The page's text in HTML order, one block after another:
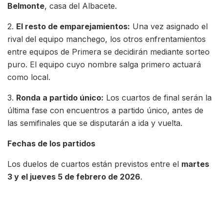
Belmonte, casa del Albacete.
2. El resto de emparejamientos: Una vez asignado el
rival del equipo manchego, los otros enfrentamientos
entre equipos de Primera se decidirán mediante sorteo
puro. El equipo cuyo nombre salga primero actuará
como local.
3. Ronda a partido único: Los cuartos de final serán la
última fase con encuentros a partido único, antes de
las semifinales que se disputarán a ida y vuelta.
Fechas de los partidos
Los duelos de cuartos están previstos entre el martes
3 y el jueves 5 de febrero de 2026.